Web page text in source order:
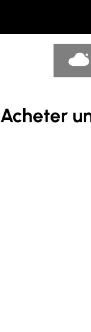
Acheter